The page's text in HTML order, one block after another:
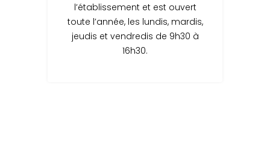
l’établissement et est ouvert
toute l’année, les lundis, mardis,
jeudis et vendredis de 9h30 à
16h30.